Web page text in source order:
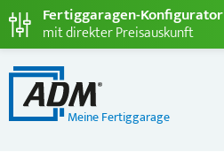
Meine Fertiggarage
Fertiggaragen-Konfigurator
mit direkter Preisauskunft